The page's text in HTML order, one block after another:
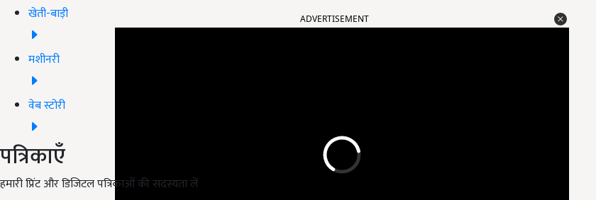
खेती-बाड़ी
मशीनरी
वेब स्टोरी
पत्रिकाएँ
हमारी प्रिंट और डिजिटल पत्रिकाओं की सदस्यता लें
ADVERTISEMENT